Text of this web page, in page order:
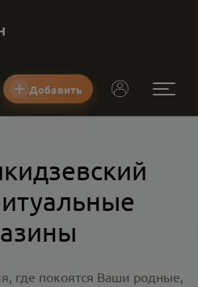
Добавить
где покоятся Ваши родные,